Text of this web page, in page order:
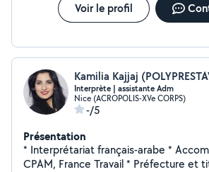
Voir le profil
Kamilia Kajjaj
Interprète | assistante Adm
Nice (ACROPOLIS-XVe CORPS)
-/5
Présentation
* Interprétariat français-arabe *
CPAM, France Travail * Préfecture et